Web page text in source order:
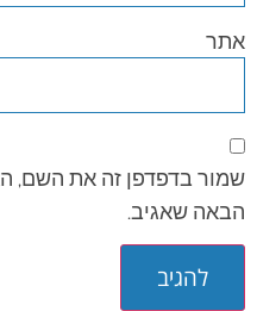
אתר
שמור בדפדפן זה את השם,
הבאה שאגיב.